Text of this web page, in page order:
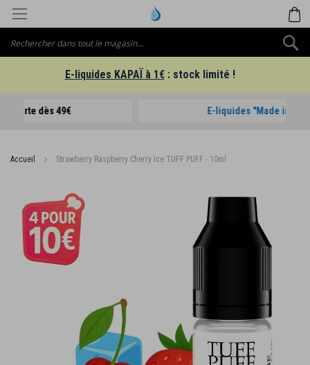
Aller
E-liquides KAPAÏ à 1€ : stock limité !
E-liquides "Made in France"
Accueil Strawberry Raspberry Cherry Ice TUFF PUFF - 10ml